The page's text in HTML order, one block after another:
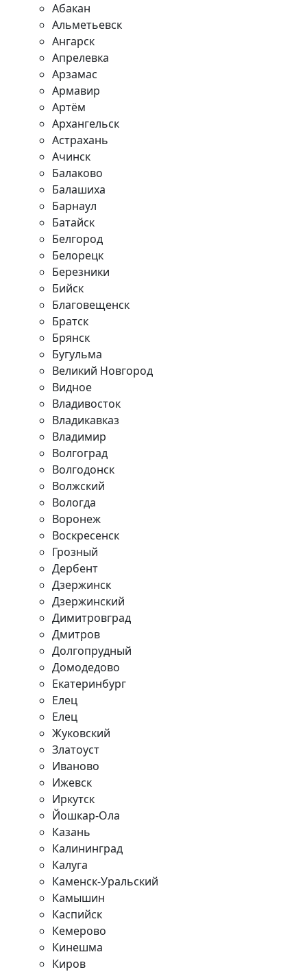
Абакан
Альметьевск
Ангарск
Апрелевка
Арзамас
Армавир
Артём
Архангельск
Астрахань
Ачинск
Балаково
Балашиха
Барнаул
Батайск
Белгород
Белорецк
Березники
Бийск
Благовещенск
Братск
Брянск
Бугульма
Великий Новгород
Видное
Владивосток
Владикавказ
Владимир
Волгоград
Волгодонск
Волжский
Вологда
Воронеж
Воскресенск
Грозный
Дербент
Дзержинск
Дзержинский
Димитровград
Дмитров
Долгопрудный
Домодедово
Екатеринбург
Елец
Елец
Жуковский
Златоуст
Иваново
Ижевск
Иркутск
Йошкар-Ола
Казань
Калининград
Калуга
Каменск-Уральский
Камышин
Каспийск
Кемерово
Кинешма
Киров